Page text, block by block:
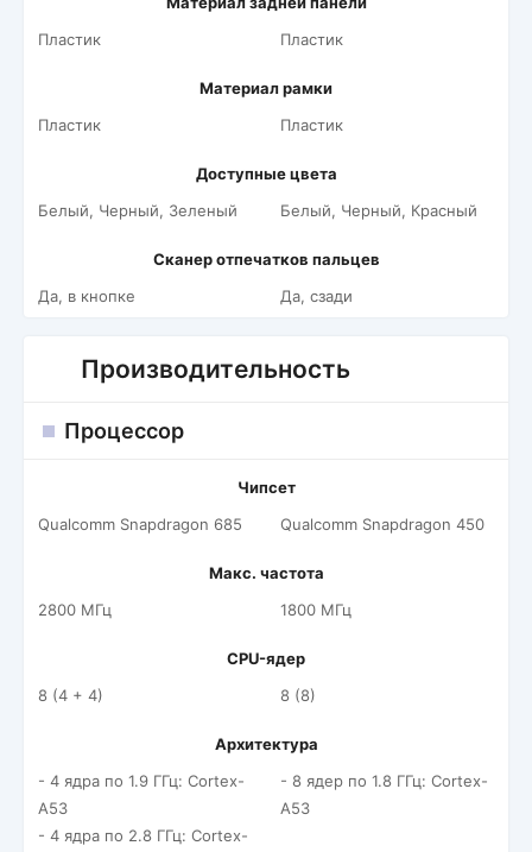
Пластик
Пластик
Материал рамки
Пластик
Пластик
Доступные цвета
Белый, Черный, Зеленый
Белый, Черный, Красный
Сканер отпечатков пальцев
Да, в кнопке
Да, сзади
Производительность
Процессор
Чипсет
Qualcomm Snapdragon 685
Qualcomm Snapdragon 450
Макс. частота
2800 МГц
1800 МГц
CPU-ядер
8 (4 + 4)
8 (8)
Архитектура
- 4 ядра по 1.9 ГГц: Cortex-
A53
- 4 ядра по 2.8 ГГц: Cortex-
- 8 ядер по 1.8 ГГц: Cortex-
A53